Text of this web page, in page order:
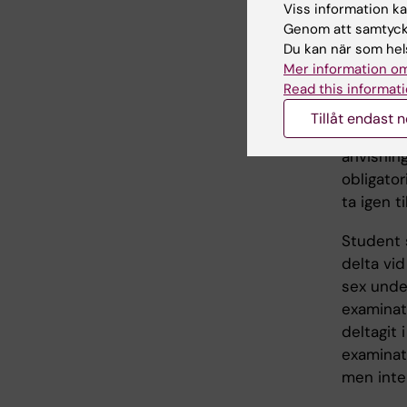
ta igen
Student
delta
sex
deltagit
men
Viss information
Genom att
Du kan när som
Mer information
Read this
Tillåt endast